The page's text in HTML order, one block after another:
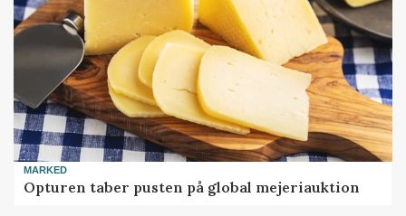
MARKED
Opturen taber pusten på global mejeriauktion